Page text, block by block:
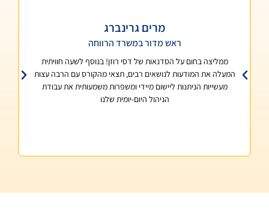
על הסדנאות של דסי רוזן! בנוסף לשעה חוויתית
לנושאים רבים, תצאי מהקורס עם הרבה עצות
ליישום מיידי ומשפרות משמעותית את עבודת
ראש מדור במשרד הרווחה
עם כל הניסיון הרב
סדנאות והדרכות
הכלים שהיא מעניקה